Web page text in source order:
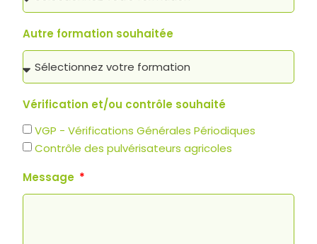
Autre formation souhaitée
Vérification et/ou contrôle souhaité
VGP - Vérifications Générales Périodiques
Contrôle des pulvérisateurs agricoles
Message